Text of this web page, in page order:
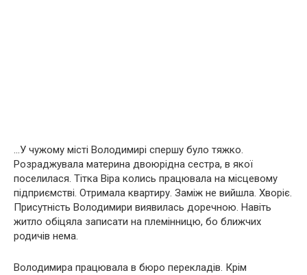
…У чужому місті Володимирі спершу було тяжко.
Розраджувала материна двоюрідна сестра, в якої
поселилася. Тітка Віра колись працювала на місцевому
підприємстві. Отримала квартиру. Заміж не вийшла. Хвoріє.
Присутність Володимири виявилась доречною. Навіть
житло обіцяла записати на племінницю, бо ближчих
родичів нема.
Володимира працювала в бюро перекладів. Крім